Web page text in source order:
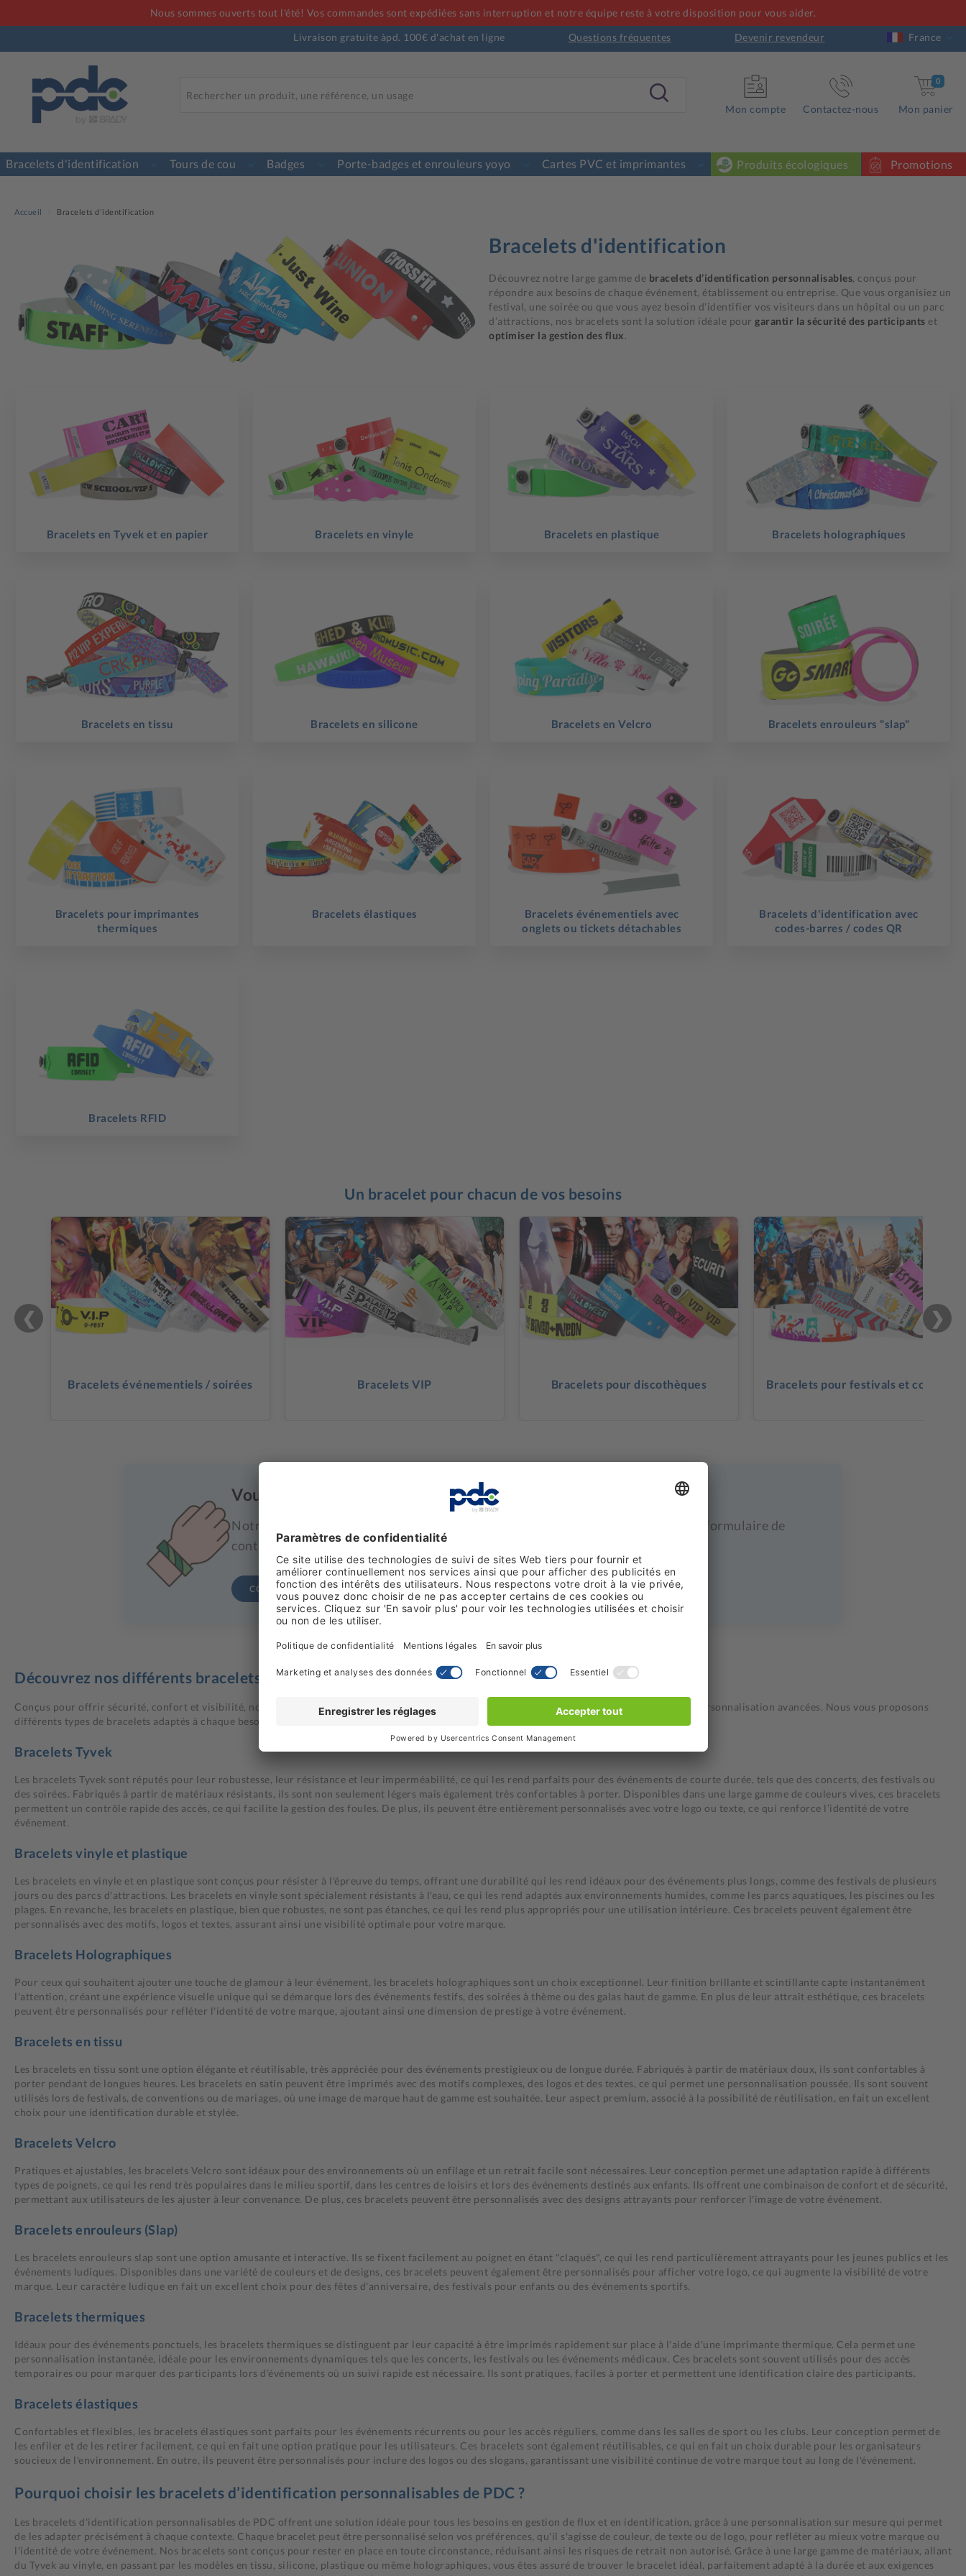
Nous sommes ouverts tout l'été! Vos commandes sont expédiées sans interruption et notre équipe reste à votre disposition pour vous aider.
Livraison gratuite àpd. 100€ d'achat en ligne
Questions fréquentes Devenir revendeur France
Mon compte Contactez-nous
0
Mon panier
Bracelets d'identification Tours de cou Badges Porte-badges et enrouleurs yoyo Cartes PVC et imprimantes Produits écologiques Promotions
Accueil Bracelets d'identification
Bracelets d'identification
Découvrez notre large gamme de bracelets d’identification personnalisables, conçus pour
répondre aux besoins de chaque événement, établissement ou entreprise. Que vous organisiez un
festival, une soirée ou que vous ayez besoin d’identifier vos visiteurs dans un hôpital ou un parc
d’attractions, nos bracelets sont la solution idéale pour garantir la sécurité des participants et
optimiser la gestion des flux.
Bracelets en Tyvek et en papier Bracelets en vinyle Bracelets en plastique Bracelets holographiques
Bracelets en tissu Bracelets en silicone Bracelets en Velcro Bracelets enrouleurs "slap"
Bracelets pour imprimantes
thermiques
Bracelets élastiques
Bracelets événementiels avec
onglets ou tickets détachables
Bracelets d'identification avec
codes-barres / codes QR
Bracelets RFID
Un bracelet pour chacun de vos besoins
❮
Bracelets événementiels / soirées Bracelets VIP Bracelets pour discothèques Bracelets pour festivals et concerts
❯
Vous ne savez pas quel bracelet choisir ?
Notre équipe sera ravie de vous conseiller. Contactez-nous en remplissant notre formulaire de
contact, notre équipe commerciale vous contactera dans les plus brefs délais.
CONTACTEZ-NOUS
Découvrez nos différents bracelets d'identification
Conçus pour offrir sécurité, confort et visibilité, nos bracelets s’adaptent à toutes les situations grâce à des matériaux variés et des options de personnalisation avancées. Nous vous proposons
différents types de bracelets adaptés à chaque besoin :
Bracelets Tyvek
Les bracelets Tyvek sont réputés pour leur robustesse, leur résistance et leur imperméabilité, ce qui les rend parfaits pour des événements de courte durée, tels que des concerts, des festivals ou
des soirées. Fabriqués à partir de matériaux résistants, ils sont non seulement légers mais également très confortables à porter. Disponibles dans une large gamme de couleurs vives, ces bracelets
permettent un contrôle rapide des accès, ce qui facilite la gestion des foules. De plus, ils peuvent être entièrement personnalisés avec votre logo ou texte, ce qui renforce l’identité de votre
événement.
Bracelets vinyle et plastique
Les bracelets en vinyle et en plastique sont conçus pour résister à l'épreuve du temps, offrant une durabilité qui les rend idéaux pour des événements plus longs, comme des festivals de plusieurs
jours ou des parcs d'attractions. Les bracelets en vinyle sont spécialement résistants à l'eau, ce qui les rend adaptés aux environnements humides, comme les parcs aquatiques, les piscines ou les
plages. En revanche, les bracelets en plastique, bien que robustes, ne sont pas étanches, ce qui les rend plus appropriés pour une utilisation intérieure. Ces bracelets peuvent également être
personnalisés avec des motifs, logos et textes, assurant ainsi une visibilité optimale pour votre marque.
Bracelets Holographiques
Pour ceux qui souhaitent ajouter une touche de glamour à leur événement, les bracelets holographiques sont un choix exceptionnel. Leur finition brillante et scintillante capte instantanément
l'attention, créant une expérience visuelle unique qui se démarque lors des événements festifs, des soirées à thème ou des galas haut de gamme. En plus de leur attrait esthétique, ces bracelets
peuvent être personnalisés pour refléter l'identité de votre marque, ajoutant ainsi une dimension de prestige à votre événement.
Bracelets en tissu
Les bracelets en tissu sont une option élégante et réutilisable, très appréciée pour des événements prestigieux ou de longue durée. Fabriqués à partir de matériaux doux, ils sont confortables à
porter pendant de longues heures. Les bracelets en satin peuvent être imprimés avec des motifs complexes, des logos et des textes, ce qui permet une personnalisation poussée. Ils sont souvent
utilisés lors de festivals, de conventions ou de mariages, où une image de marque haut de gamme est souhaitée. Leur aspect premium, associé à la possibilité de réutilisation, en fait un excellent
choix pour une identification durable et stylée.
Bracelets Velcro
Pratiques et ajustables, les bracelets Velcro sont idéaux pour des environnements où un enfilage et un retrait facile sont nécessaires. Leur conception permet une adaptation rapide à différents
types de poignets, ce qui les rend très populaires dans le milieu sportif, dans les centres de loisirs et lors des événements destinés aux enfants. Ils offrent une combinaison de confort et de sécurité,
permettant aux utilisateurs de les ajuster à leur convenance. De plus, ces bracelets peuvent être personnalisés avec des designs attrayants pour renforcer l'image de votre événement.
Bracelets enrouleurs (Slap)
Les bracelets enrouleurs slap sont une option amusante et interactive. Ils se fixent facilement au poignet en étant "claqués", ce qui les rend particulièrement attrayants pour les jeunes publics et les
événements ludiques. Disponibles dans une variété de couleurs et de designs, ces bracelets peuvent également être personnalisés pour afficher votre logo, ce qui augmente la visibilité de votre
marque. Leur caractère ludique en fait un excellent choix pour des fêtes d'anniversaire, des festivals pour enfants ou des événements sportifs.
Bracelets thermiques
Idéaux pour des événements ponctuels, les bracelets thermiques se distinguent par leur capacité à être imprimés rapidement sur place à l'aide d'une imprimante thermique. Cela permet une
personnalisation instantanée, idéale pour les environnements dynamiques tels que les concerts, les festivals ou les événements médicaux. Ces bracelets sont souvent utilisés pour des accès
temporaires ou pour marquer des participants lors d’événements où un suivi rapide est nécessaire. Ils sont pratiques, faciles à porter et permettent une identification claire des participants.
Bracelets élastiques
Confortables et flexibles, les bracelets élastiques sont parfaits pour les événements récurrents ou pour les accès réguliers, comme dans les salles de sport ou les clubs. Leur conception permet de
les enfiler et de les retirer facilement, ce qui en fait une option pratique pour les utilisateurs. Ces bracelets sont également réutilisables, ce qui en fait un choix durable pour les organisateurs
soucieux de l'environnement. En outre, ils peuvent être personnalisés pour inclure des logos ou des slogans, garantissant une visibilité continue de votre marque tout au long de l'événement.
Pourquoi choisir les bracelets d’identification personnalisables de PDC ?
Les bracelets d'identification personnalisables de PDC offrent une solution idéale pour tous les besoins en gestion de flux et en identification, grâce à une personnalisation sur mesure qui permet
de les adapter précisément à chaque contexte. Chaque bracelet peut être personnalisé selon vos préférences, qu'il s'agisse de couleur, de texte ou de logo, pour refléter au mieux votre marque ou
l'identité de votre événement. Nos bracelets sont conçus pour rester en place en toute circonstance, réduisant ainsi les risques de retrait non autorisé. Grâce à une large gamme de matériaux, allant
du Tyvek au vinyle, en passant par les modèles en tissu, silicone, plastique ou même holographiques, vous êtes assuré de trouver le bracelet idéal, parfaitement adapté à la durée et aux exigences